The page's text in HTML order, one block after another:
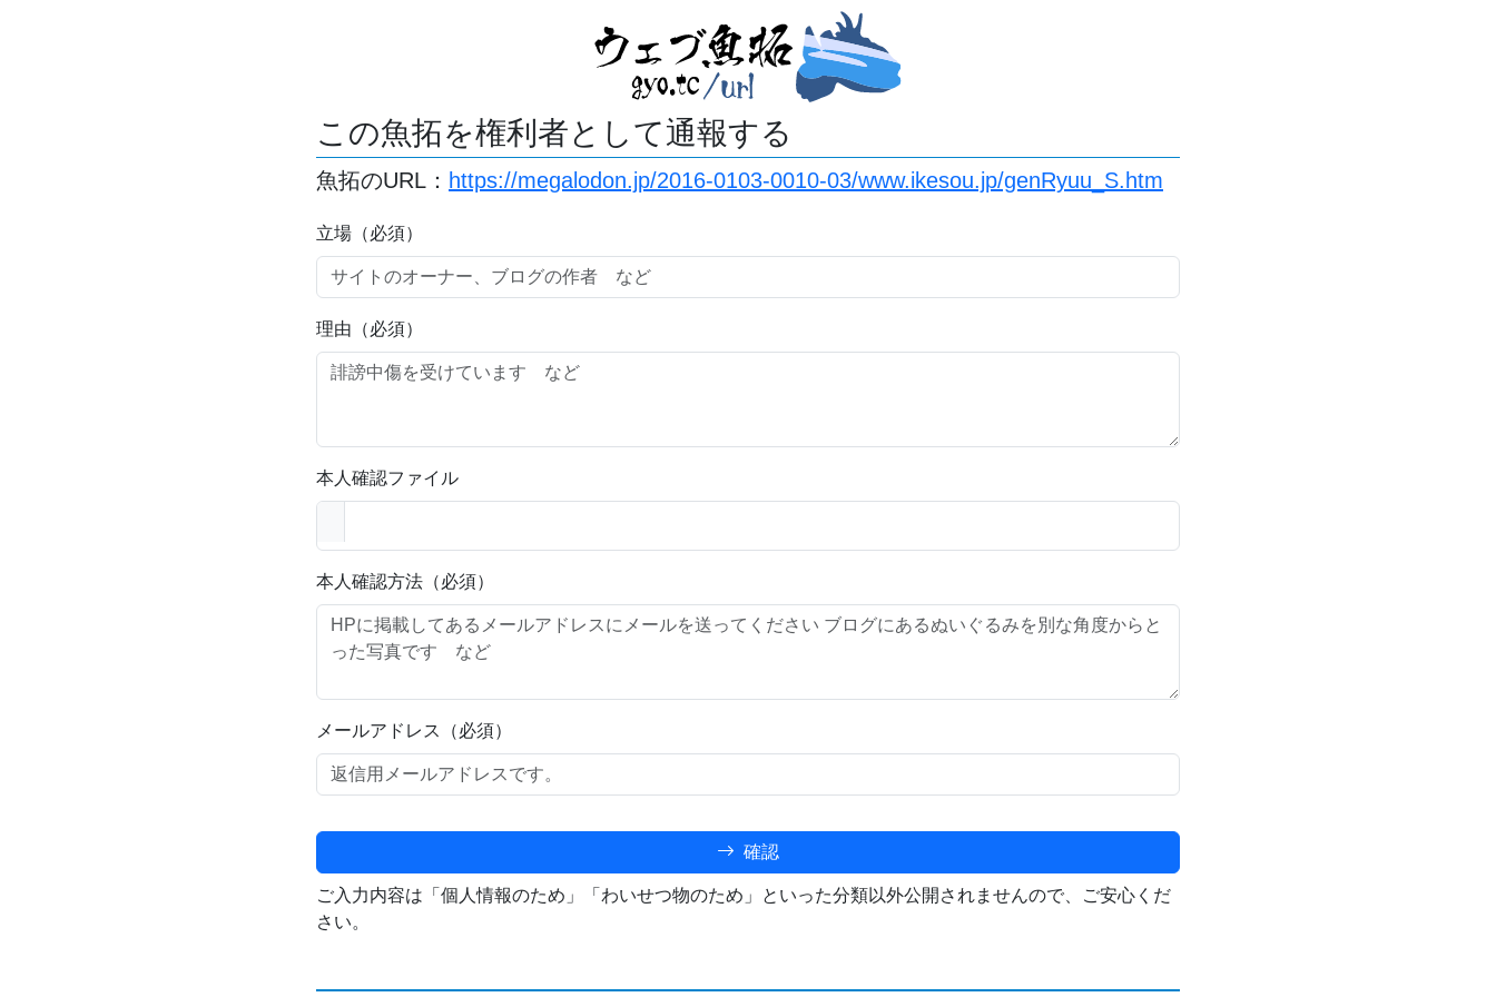
この魚拓を権利者として通報する
魚拓のURL： https://megalodon.jp/2016-0103-0010-03/www.ikesou.jp/genRyuu_S.htm
立場（必須）
理由（必須）
本人確認ファイル
本人確認方法（必須）
メールアドレス（必須）
確認
ご入力内容は「個人情報のため」「わいせつ物のため」といった分類以外公開されませんので、ご安心くだ
さい。